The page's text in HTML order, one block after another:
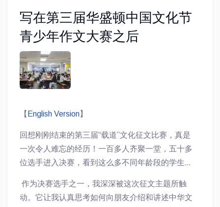
写在第三届华盛顿中国文化节
青少年作文大赛之后
【 English Version】
回想刚刚结束的第三届“载道”文化征文比赛，真是
一次令人难忘的经历！一百多人齐聚一堂，五十多
位选手进入决赛，看到这么多不同年龄段的学生、
受感动。
作为决赛选手之一，我深深被这次征文主题所触
动。它让我认真思考如何向朋友介绍和讲述中华文